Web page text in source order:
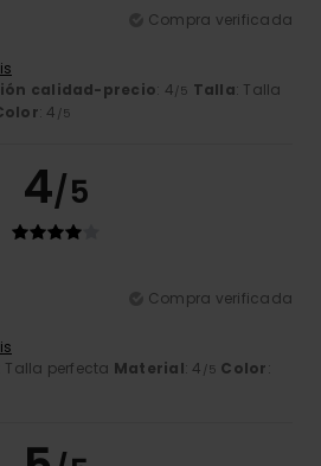
Compra verificada
calidad-precio: 4/5 Talla: Talla
: 4 /5
4/5
Compra verificada
: Talla perfecta Material: 4 /5 Color: